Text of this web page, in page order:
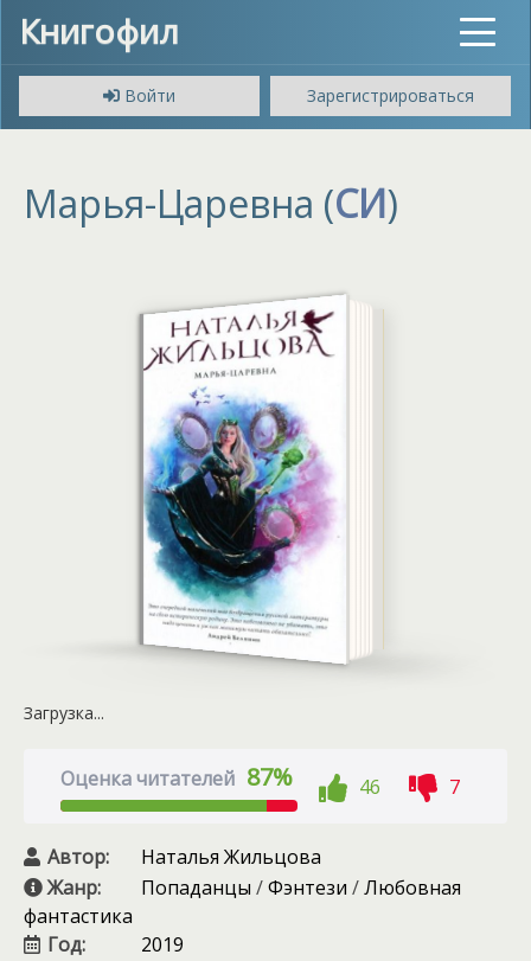
Книгофил
Toggle
Войти
Зарегистрироваться
Марья-Царевна (СИ)
Загрузка...
Оценка читателей 87% 46 7
Автор:
Наталья Жильцова
Жанр:
Попаданцы /Фэнтези /Любовная
фантастика
Год:
2019